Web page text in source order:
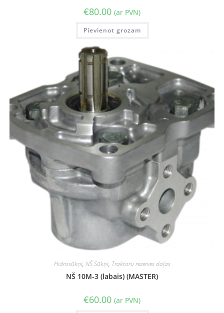
€80.00 (ar PVN)
Pievienot grozam
Hidrosūkņi, NŠ Sūkņi, Traktoru rezerves daļas
NŠ 10M-3 (labais) (MASTER)
€60.00 (ar PVN)